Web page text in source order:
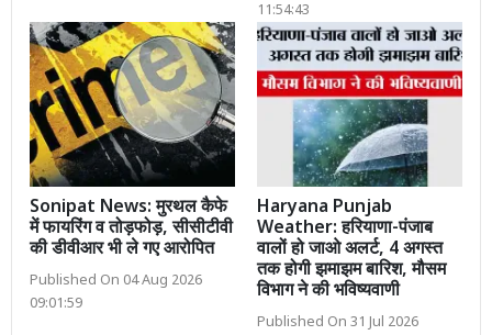
11:54:43
Sonipat News: मुरथल कैफे
में फायरिंग व तोड़फोड़, सीसीटीवी
की डीवीआर भी ले गए आरोपित
Published On 04 Aug 2026
09:01:59
Haryana Punjab
Weather: हरियाणा-पंजाब
वालों हो जाओ अलर्ट, 4 अगस्त
तक होगी झमाझम बारिश, मौसम
विभाग ने की भविष्यवाणी
Published On 31 Jul 2026